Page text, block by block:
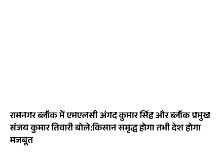
रामनगर ब्लॉक में एमएलसी अंगद कुमार सिंह और ब्लॉक प्रमुख
संजय कुमार तिवारी बोले:किसान समृद्ध होगा तभी देश होगा
मजबूत